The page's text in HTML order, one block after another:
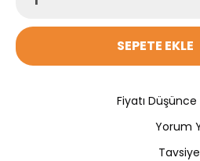
SEPETE EKLE
Fiyatı
Yorum